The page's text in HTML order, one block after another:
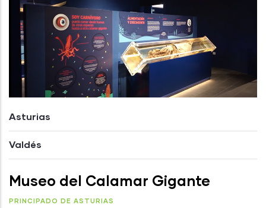
Asturias
Valdés
Museo del Calamar Gigante
PRINCIPADO DE ASTURIAS